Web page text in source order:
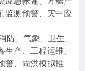
监测预警、灾中应
防、气象、卫生、
产、工程运维、
警、雨洪模拟推